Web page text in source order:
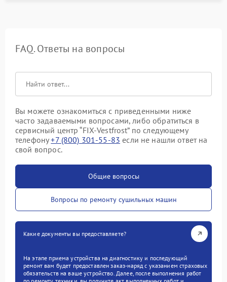
FAQ. Ответы на вопросы
Вы можете ознакомиться с приведенными ниже
часто задаваемыми вопросами, либо обратиться в
сервисный центр “FIX-Vestfrost” по следующему
телефону+7 (800) 301-55-83 если не нашли ответ на
свой вопрос.
Общие вопросы
Вопросы по ремонту сушильных машин
Какие документы вы предоставляете?
На этапе приема устройства на диагностику и последующий
ремонт вам будет предоставлен заказ-наряд с указанием страховых
обязательств на ваше устройство. Далее, после выполнения работ